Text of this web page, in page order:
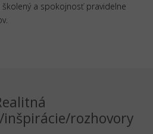
a spokojnosť pravidelne
rozhovory